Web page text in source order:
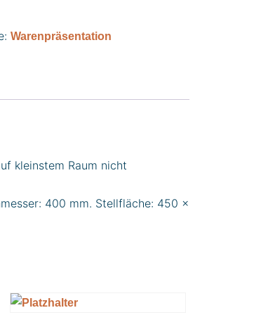
Warenpräsentation
kleinstem Raum nicht
400 mm. Stellfläche: 450 x